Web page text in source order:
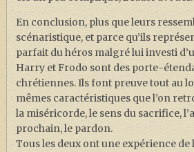
En conclusion, plus que leurs
scénaristique, et parce qu’ils
parfait du héros malgré lui investi
Harry et Frodo sont des porte-
chrétiennes. Ils font preuve tout au
mêmes caractéristiques que l’on
la miséricorde, le sens du sacrifice,
prochain, le pardon.
Tous les deux ont une expérience de